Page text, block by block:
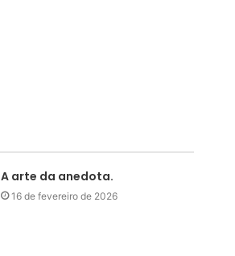
A arte da anedota.
16 de fevereiro de 2026